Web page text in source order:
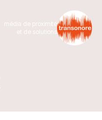
média de proximité
et de solutions